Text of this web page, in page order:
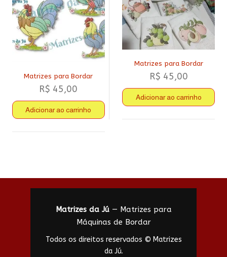
Matrizes para Bordar
R$ 45,00
Adicionar ao carrinho
Matrizes para Bordar
R$ 45,00
Adicionar ao carrinho
Matrizes da Jú— Matrizes para
Máquinas de Bordar
Todos os direitos reservados © Matrizes
da Jú.